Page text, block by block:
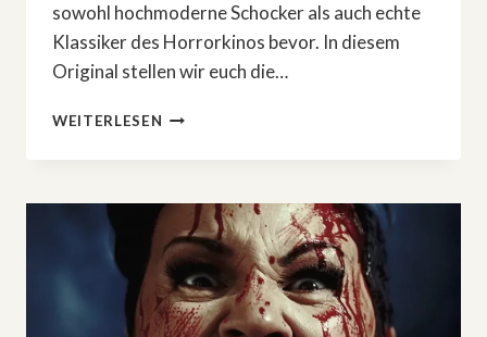
sowohl hochmoderne Schocker als auch echte
Klassiker des Horrorkinos bevor. In diesem
Original stellen wir euch die…
WEITERLESEN DAS
DIE
HORRORFILME
2025